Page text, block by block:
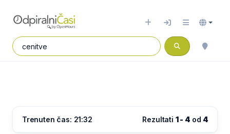
Trenuten čas: 21:32 Rezultati 1 - 4od 4